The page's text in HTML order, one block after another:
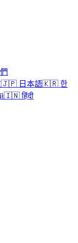
🇯🇵 日本語🇰🇷 한
🇮🇳 हिंदी